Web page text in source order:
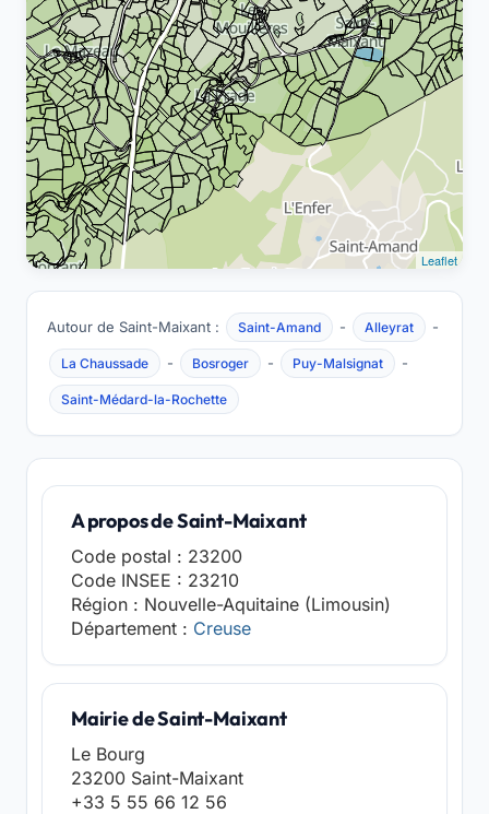
Leaflet
Autour de Saint-Maixant : Saint-Amand - Alleyrat -
La Chaussade - Bosroger - Puy-Malsignat -
Saint-Médard-la-Rochette
A propos de Saint-Maixant
Code postal : 23200
Code INSEE : 23210
Région : Nouvelle-Aquitaine (Limousin)
Département : Creuse
Mairie de Saint-Maixant
Le Bourg
23200 Saint-Maixant
+33 5 55 66 12 56